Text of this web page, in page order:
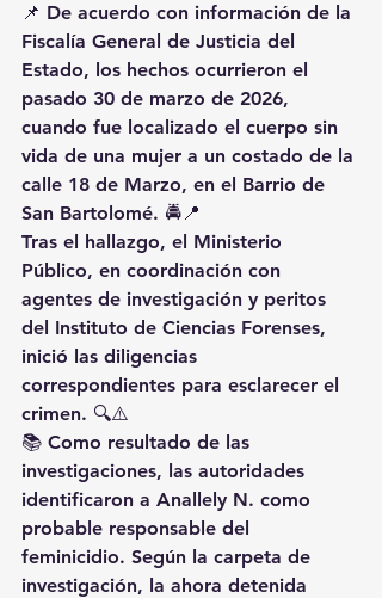
📌 De acuerdo con información de la
Fiscalía General de Justicia del
Estado, los hechos ocurrieron el
pasado 30 de marzo de 2026,
cuando fue localizado el cuerpo sin
vida de una mujer a un costado de la
calle 18 de Marzo, en el Barrio de
San Bartolomé. 🚔📍
Tras el hallazgo, el Ministerio
Público, en coordinación con
agentes de investigación y peritos
del Instituto de Ciencias Forenses,
inició las diligencias
correspondientes para esclarecer el
crimen. 🔍⚠️
📚 Como resultado de las
investigaciones, las autoridades
identificaron a Anallely N. como
probable responsable del
feminicidio. Según la carpeta de
investigación, la ahora detenida